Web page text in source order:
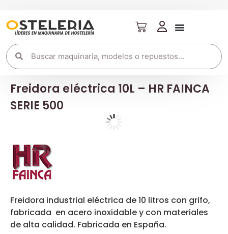
Freidora eléctrica 10L – HR FAINCA
SERIE 500
Freidora industrial eléctrica de 10 litros con grifo,
fabricada en acero inoxidable y con materiales
de alta calidad. Fabricada en España.